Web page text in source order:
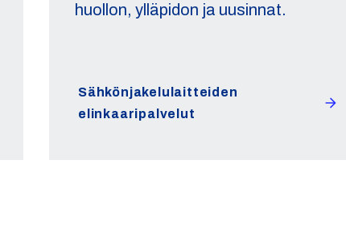
huollon, ylläpidon ja uusinnat.
Sähkönjakelulaitteiden
elinkaaripalvelut